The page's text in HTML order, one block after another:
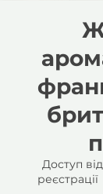
Доступ
реєстрації